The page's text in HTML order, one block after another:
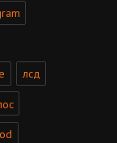
лсд